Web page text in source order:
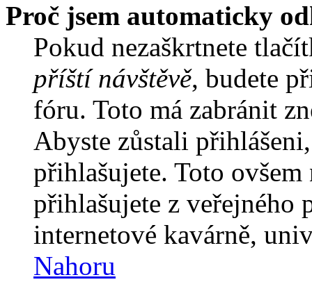
Proč jsem automaticky
Pokud nezaškrtnete
příští návštěvě, budete
fóru. Toto má zabránit
Abyste zůstali
přihlašujete. Toto
přihlašujete z veřejného
internetové kavárně,
Nahoru